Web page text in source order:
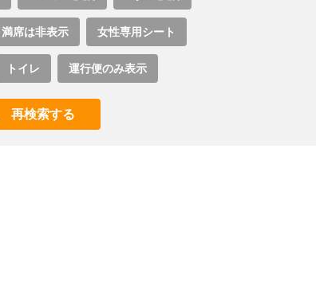
満席は非表示 女性専用シート
トイレ 運行便のみ表示
再検索する